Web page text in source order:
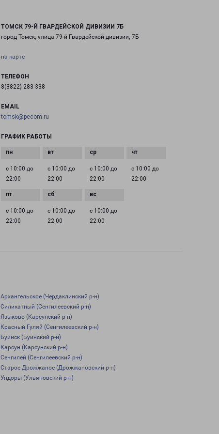
ТОМСК 79-Й ГВАРДЕЙСКОЙ ДИВИЗИИ 7Б
город Томск, улица 79-й Гвардейской дивизии, 7Б
на карте
ТЕЛЕФОН
8(3822) 283-338
EMAIL
tomsk@pecom.ru
ГРАФИК РАБОТЫ
с 10:00 до
22:00
с 10:00 до
22:00
с 10:00 до
22:00
с 10:00 до
22:00
с 10:00 до
22:00
с 10:00 до
22:00
с 10:00 до
22:00
Архангельское (Чердаклинский р-н)
Силикатный (Сенгилеевский р-н)
Языково (Карсунский р-н)
Красный Гуляй (Сенгилеевский р-н)
Буинск (Буинский р-н)
Карсун (Карсунский р-н)
Сенгилей (Сенгилеевский р-н)
Старое Дрожжаное (Дрожжановский р-н)
Ундоры (Ульяновский р-н)